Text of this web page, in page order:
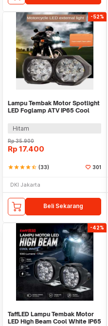
-52%
Lampu Tembak Motor Spotlight
LED Foglamp ATV IP65 Cool
Hitam
Rp35.900
Rp 17.400
starstarstarstarstar_half (33) 301
DKI Jakarta
Beli Sekarang
-42%
TaffLED Lampu Tembak Motor
LED High Beam Cool White IP65